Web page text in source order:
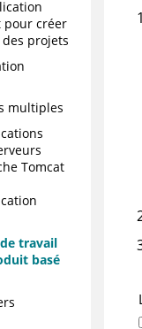
pour créer
projets
multiples
Tomcat
travail
basé